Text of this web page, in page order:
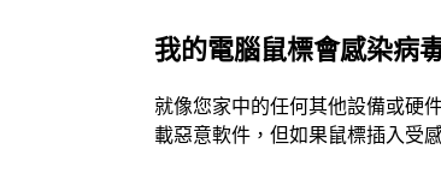
我的電腦鼠標會感染病
就像您家中的任何其他設備或硬
載惡意軟件，但如果鼠標插入受